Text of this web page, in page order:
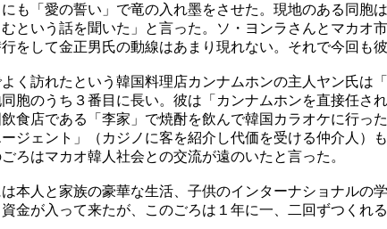
も「愛の誓い」で竜の入れ墨をさせた。現地のある同胞
という話を聞いた」と言った。ソ・ヨンラさんとマカオ
して金正男氏の動線はあまり現れない。それで今回も
く訪れたという韓国料理店カンナムホンの主人ヤン氏は
胞のうち３番目に長い。彼は「カンナムホンを直接任さ
食店である「李家」で焼酎を飲んで韓国カラオケに行っ
ジェント」（カジノに客を紹介し代価を受ける仲介人）
ろはマカオ韓人社会との交流が遠のいたと言った。
本人と家族の豪華な生活、子供のインターナショナルの
が入って来たが、このごろは１年に一、二回ずつくれ